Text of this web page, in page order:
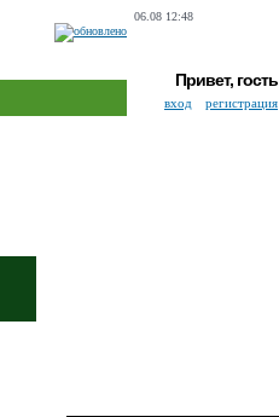
06.08 12:48
Привет, гость
вход регистрация